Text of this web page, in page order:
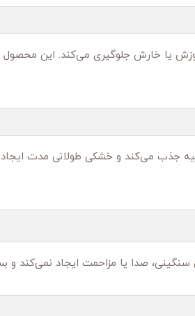
یا خارش جلوگیری می‌کند. این
جذب می‌کند و خشکی طولانی‌ مدت
صدا یا مزاحمت ایجاد نمی‌کند و